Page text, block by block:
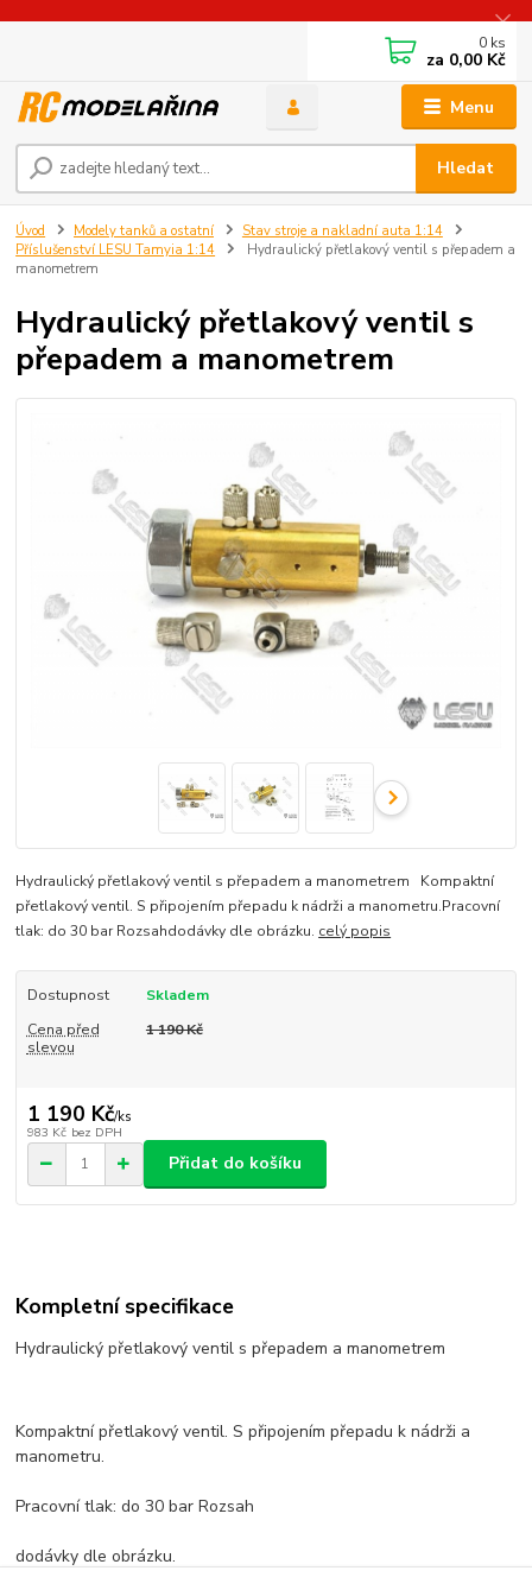
Menu
Hledat
0 ks
za 0,00 Kč
Úvod Modely tanků a ostatní
Stav stroje a nakladní auta 1:14
Příslušenství LESU Tamyia 1:14
Hydraulický přetlakový ventil s přepadem a
manometrem
Hydraulický přetlakový ventil s
přepadem a manometrem
Hydraulický přetlakový ventil s přepadem a manometrem Kompaktní
přetlakový ventil. S připojením přepadu k nádrži a manometru.Pracovní
tlak: do 30 bar Rozsahdodávky dle obrázku. celý popis
Dostupnost
Skladem
Cena před
slevou
1 190 Kč
1 190 Kč/ks
983 Kč bez DPH
Přidat do košíku
Kompletní specifikace
Hydraulický přetlakový ventil s přepadem a manometrem
Kompaktní přetlakový ventil. S připojením přepadu k nádrži a
manometru.
Pracovní tlak: do 30 bar Rozsah
dodávky dle obrázku.